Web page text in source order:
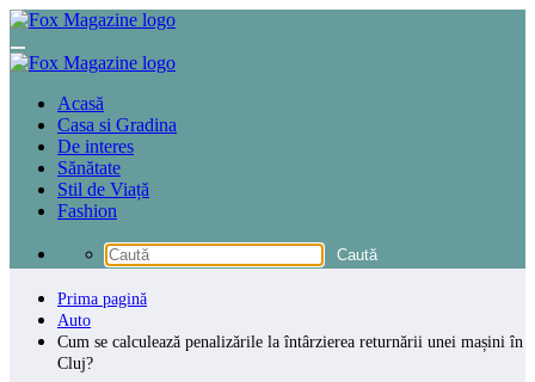
Sari
conținut
Acasă
Casa si Gradina
De interes
Sănătate
Stil de Viață
Fashion
Prima pagină
Auto
Cum se calculează penalizările la întârzierea returnării unei mașini în
Cluj?